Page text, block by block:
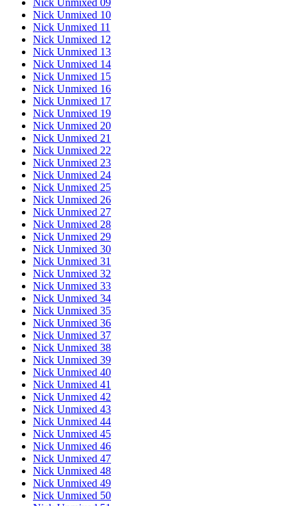
Nick Unmixed 09
Nick Unmixed 10
Nick Unmixed 11
Nick Unmixed 12
Nick Unmixed 13
Nick Unmixed 14
Nick Unmixed 15
Nick Unmixed 16
Nick Unmixed 17
Nick Unmixed 19
Nick Unmixed 20
Nick Unmixed 21
Nick Unmixed 22
Nick Unmixed 23
Nick Unmixed 24
Nick Unmixed 25
Nick Unmixed 26
Nick Unmixed 27
Nick Unmixed 28
Nick Unmixed 29
Nick Unmixed 30
Nick Unmixed 31
Nick Unmixed 32
Nick Unmixed 33
Nick Unmixed 34
Nick Unmixed 35
Nick Unmixed 36
Nick Unmixed 37
Nick Unmixed 38
Nick Unmixed 39
Nick Unmixed 40
Nick Unmixed 41
Nick Unmixed 42
Nick Unmixed 43
Nick Unmixed 44
Nick Unmixed 45
Nick Unmixed 46
Nick Unmixed 47
Nick Unmixed 48
Nick Unmixed 49
Nick Unmixed 50